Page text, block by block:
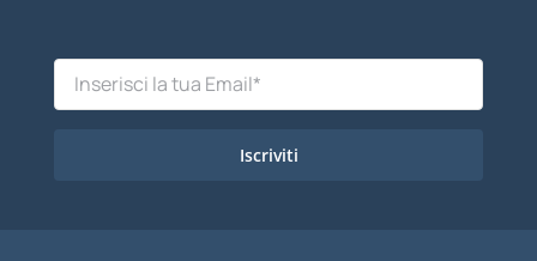
Iscriviti